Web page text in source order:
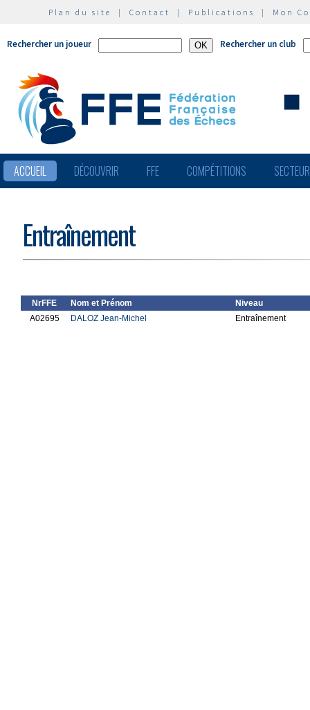
Plan du site | Contact | Publications | Mon
Rechercher un joueur Rechercher un club
ACCUEIL DÉCOUVRIR FFE COMPÉTITIONS
Entraînement
NrFFE Nom et Prénom
Niveau
A02695
DALOZ Jean-Michel Entraînement